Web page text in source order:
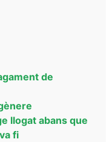
de
llogat abans que
fi